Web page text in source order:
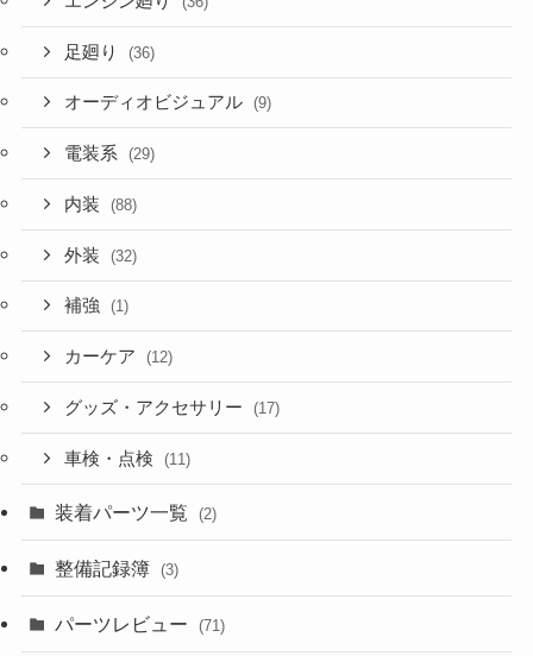
足廻り (36)
オーディオビジュアル (9)
電装系 (29)
内装 (88)
外装 (32)
補強 (1)
カーケア (12)
グッズ・アクセサリー (17)
車検・点検 (11)
装着パーツ一覧 (2)
整備記録簿 (3)
パーツレビュー (71)